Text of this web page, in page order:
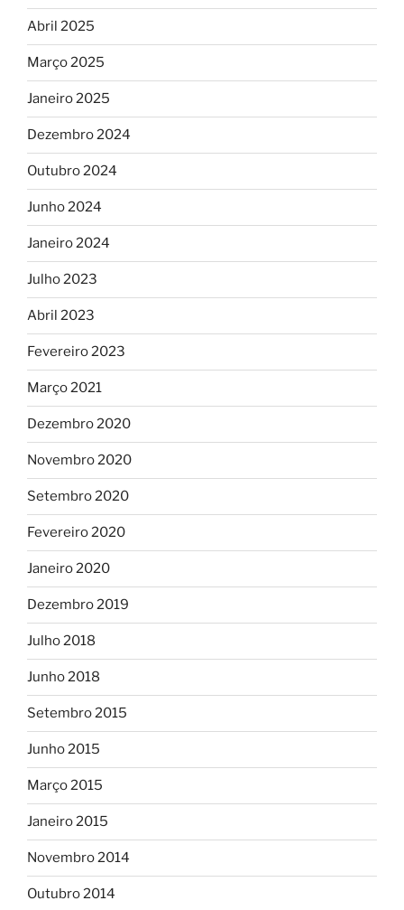
Abril 2025
Março 2025
Janeiro 2025
Dezembro 2024
Outubro 2024
Junho 2024
Janeiro 2024
Julho 2023
Abril 2023
Fevereiro 2023
Março 2021
Dezembro 2020
Novembro 2020
Setembro 2020
Fevereiro 2020
Janeiro 2020
Dezembro 2019
Julho 2018
Junho 2018
Setembro 2015
Junho 2015
Março 2015
Janeiro 2015
Novembro 2014
Outubro 2014